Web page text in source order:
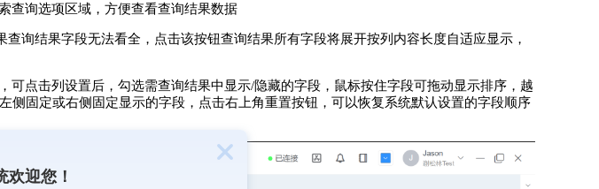
欢迎您！
查询选项区域，方便查看查询结果数据
询结果字段无法看全，点击该按钮查询结果所有字段将展开按列内容长度自适应显示，
可点击列设置后，勾选需查询结果中显示/隐藏的字段，鼠标按住字段可拖动显示排序，越
侧固定或右侧固定显示的字段，点击右上角重置按钮，可以恢复系统默认设置的字段顺序